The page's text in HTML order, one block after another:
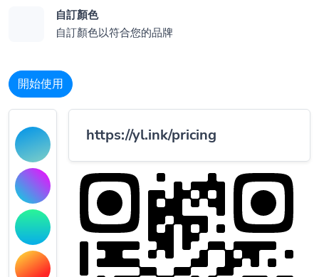
自訂顏色
自訂顏色以符合您的品牌
開始使用
https://yl.ink/pricing